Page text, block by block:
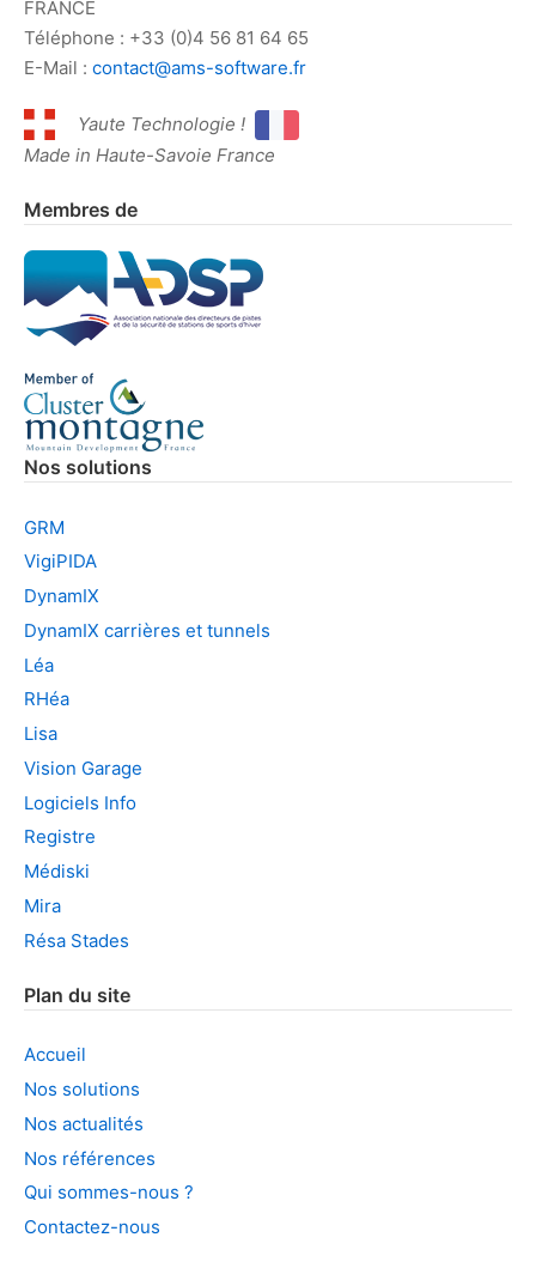
FRANCE
Téléphone : +33 (0)4 56 81 64 65
E-Mail : contact@ams-software.fr
Yaute Technologie !
Made in Haute-Savoie France
Membres de
Nos solutions
GRM
VigiPIDA
DynamIX
DynamIX carrières et tunnels
Léa
RHéa
Lisa
Vision Garage
Logiciels Info
Registre
Médiski
Mira
Résa Stades
Plan du site
Accueil
Nos solutions
Nos actualités
Nos références
Qui sommes-nous ?
Contactez-nous